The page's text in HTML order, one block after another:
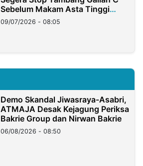
Sebelum Makam Asta Tinggi
Longsor
09/07/2026 - 08:05
Demo Skandal Jiwasraya-Asabri,
ATMAJA Desak Kejagung Periksa
Bakrie Group dan Nirwan Bakrie
06/08/2026 - 08:50